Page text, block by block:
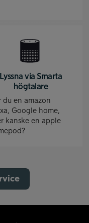
Lyssna via Smarta
högtalare
du en amazon
Google home,
kanske en apple